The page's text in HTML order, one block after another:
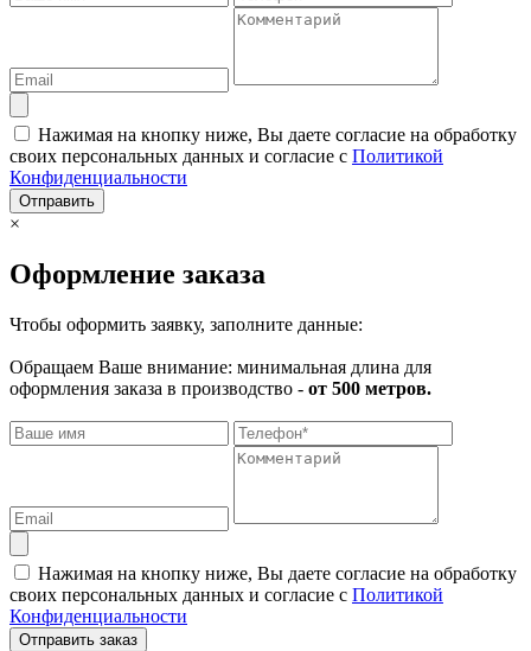
Нажимая на кнопку ниже, Вы даете согласие на обработку
своих персональных данных и согласие с Политикой
Конфиденциальности
Отправить
×
Оформление заказа
Чтобы оформить заявку, заполните данные:
Обращаем Ваше внимание: минимальная длина для
оформления заказа в производство - от 500 метров.
Нажимая на кнопку ниже, Вы даете согласие на обработку
своих персональных данных и согласие с Политикой
Конфиденциальности
Отправить заказ